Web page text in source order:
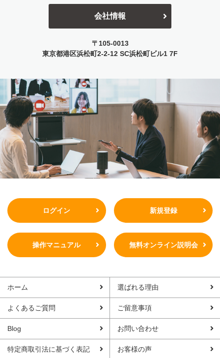
会社情報
〒105-0013
東京都港区浜松町2-2-12 SC浜松町ビル1 7F
ログイン 新規登録
操作マニュアル 無料オンライン説明会
ホーム 選ばれる理由
よくあるご質問 ご留意事項
Blog お問い合わせ
特定商取引法に基づく表記 お客様の声